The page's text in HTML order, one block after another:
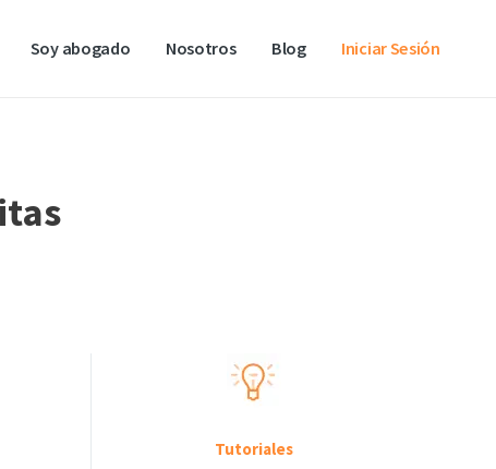
Soy abogado Nosotros Blog Iniciar Sesión
Tutoriales